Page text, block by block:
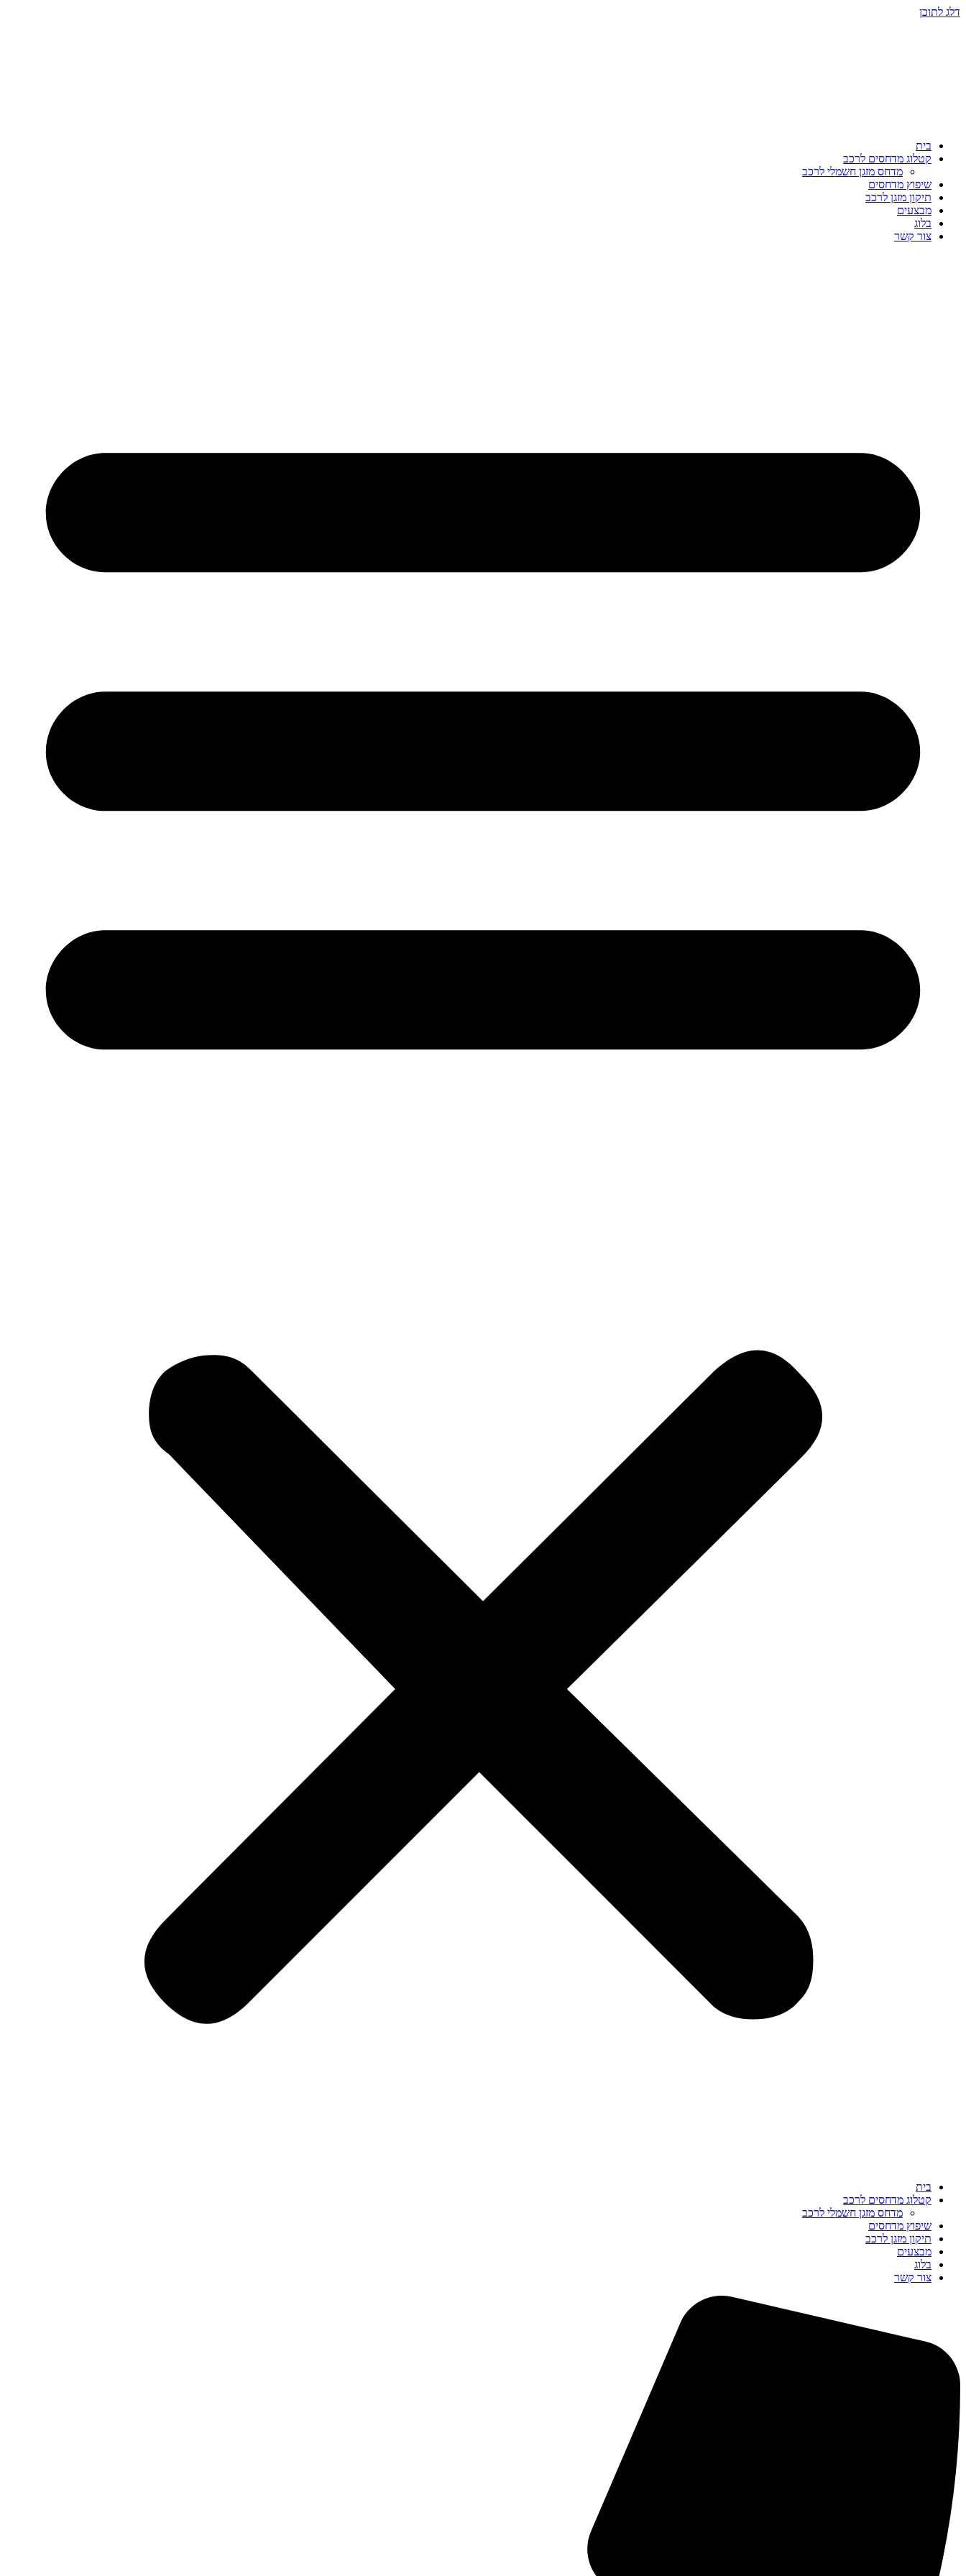
דלג לתוכן
בית
קטלוג מדחסים לרכב
מדחס מזגן חשמלי לרכב
שיפוץ מדחסים
תיקון מזגן לרכב
מבצעים
בלוג
צור קשר
בית
קטלוג מדחסים לרכב
מדחס מזגן חשמלי לרכב
שיפוץ מדחסים
תיקון מזגן לרכב
מבצעים
בלוג
צור קשר